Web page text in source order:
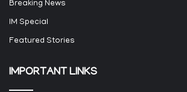
Breaking News
IM Special
Featured Stories
IMPORTANT LINKS